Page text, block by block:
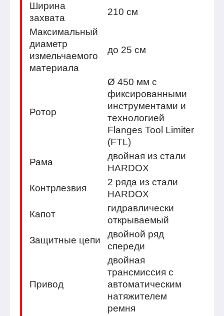
Ширина
захвата
210 см
Максимальный
диаметр
измельчаемого
материала
до 25 см
Ротор
Ø 450 мм с
фиксированными
инструментами и
технологией
Flanges Tool Limiter
(FTL)
Рама
двойная из стали
HARDOX
Контрлезвия
2 ряда из стали
HARDOX
Капот
гидравлически
открываемый
Защитные цепи
двойной ряд
спереди
Привод
двойная
трансмиссия с
автоматическим
натяжителем
ремня